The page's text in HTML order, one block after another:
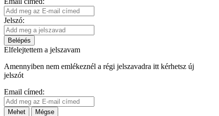
Jelszó:
Belépés
Elfelejtettem a jelszavam
Amennyiben nem emlékeznél a régi jelszavadra itt kérhetsz új
jelszót
Email címed:
Mehet Mégse